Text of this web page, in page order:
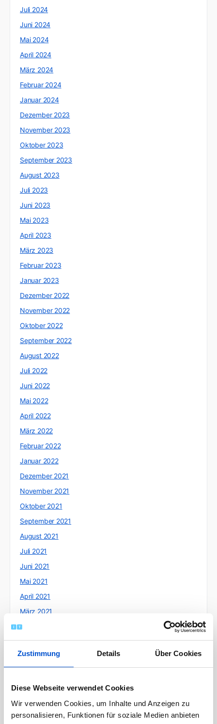
Zustimmung Details Über Cookies
Diese Webseite verwendet Cookies
Wir verwenden Cookies, um Inhalte und Anzeigen zu
personalisieren, Funktionen für soziale Medien anbieten
Juli 2024
Juni 2024
Mai 2024
April 2024
März 2024
Februar 2024
Januar 2024
Dezember 2023
November 2023
Oktober 2023
September 2023
August 2023
Juli 2023
Juni 2023
Mai 2023
April 2023
März 2023
Februar 2023
Januar 2023
Dezember 2022
November 2022
Oktober 2022
September 2022
August 2022
Juli 2022
Juni 2022
Mai 2022
April 2022
März 2022
Februar 2022
Januar 2022
Dezember 2021
November 2021
Oktober 2021
September 2021
August 2021
Juli 2021
Juni 2021
Mai 2021
April 2021
März 2021
Februar 2021
Januar 2021
Dezember 2020
Oktober 2020
September 2020
August 2020